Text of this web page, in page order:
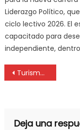
Liderazgo Político,
ciclo lectivo 2026. ​El
capacitado para
independiente,
Turismo rural en Buenos Aires: productores que cuidan la tierra y el futuro
Deja una